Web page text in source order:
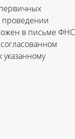
проведении
в письме ФНС